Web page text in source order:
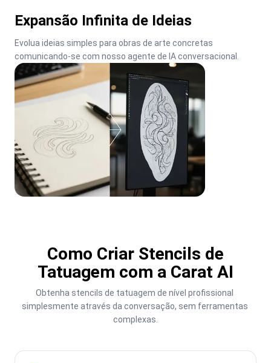
Expansão Infinita de Ideias
Evolua ideias simples para obras de arte concretas
comunicando-se com nosso agente de IA conversacional.
Como Criar Stencils de
Tatuagem com a Carat AI
Obtenha stencils de tatuagem de nível profissional
simplesmente através da conversação, sem ferramentas
complexas.